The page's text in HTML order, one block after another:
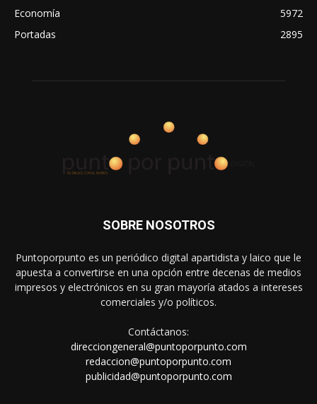
Economía
5972
Portadas
2895
SOBRE NOSOTROS
Puntoporpunto es un periódico digital apartidista y laico que le
apuesta a convertirse en una opción entre decenas de medios
impresos y electrónicos en su gran mayoría atados a intereses
comerciales y/o políticos.
Contáctanos:
direcciongeneral@puntoporpunto.com
redaccion@puntoporpunto.com
publicidad@puntoporpunto.com